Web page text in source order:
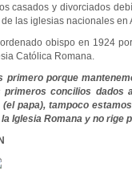
casados y divorciados
las iglesias nacionales en
obispo en 1924
Católica Romana.
primero porque
concilios dados
papa), tampoco
Iglesia Romana y no rige